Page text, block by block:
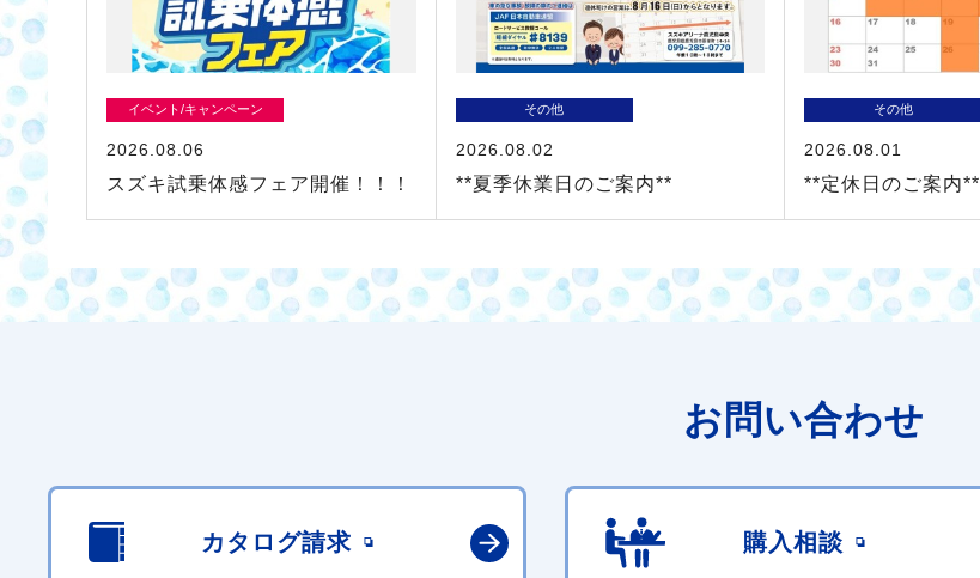
イベント/キャンペーン
2026.08.06
スズキ試乗体感フェア開催！！！
その他
2026.08.02
**夏季休業日のご案内**
その他
2026.08.01
**定休日のご案内**
お問い合わせ
カタログ請求 購入相談